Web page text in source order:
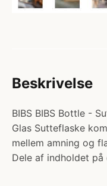
Beskrivelse
BIBS BIBS Bottle -
Glas Sutteflaske
mellem amning og
Dele af indholdet